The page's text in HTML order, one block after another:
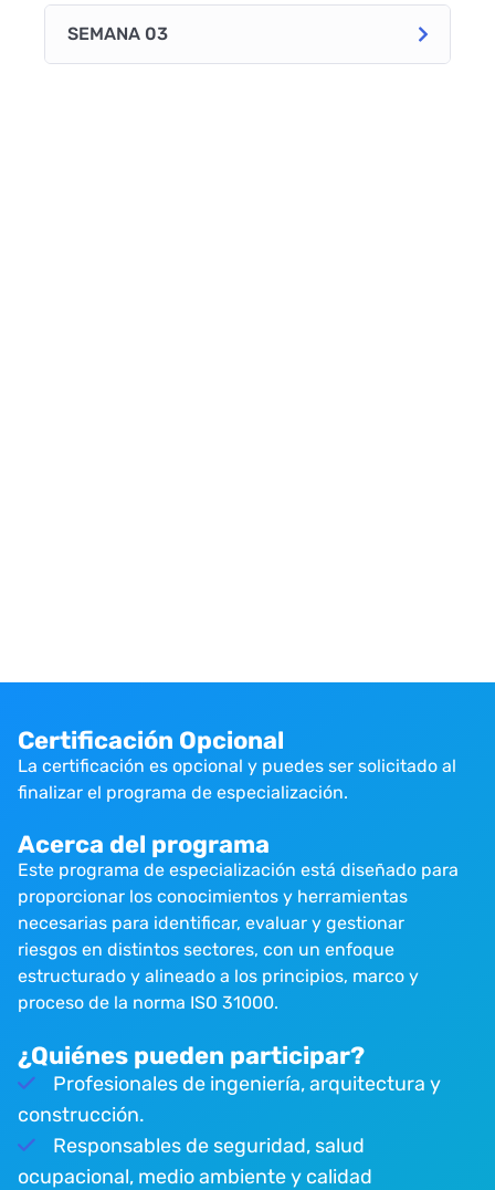
SEMANA 03
Certificación Opcional
La certificación es opcional y puedes ser solicitado al
finalizar el programa de especialización.
Acerca del programa
Este programa de especialización está diseñado para
proporcionar los conocimientos y herramientas
necesarias para identificar, evaluar y gestionar
riesgos en distintos sectores, con un enfoque
estructurado y alineado a los principios, marco y
proceso de la norma ISO 31000.
¿Quiénes pueden participar?
Profesionales de ingeniería, arquitectura y
construcción.
Responsables de seguridad, salud
ocupacional, medio ambiente y calidad